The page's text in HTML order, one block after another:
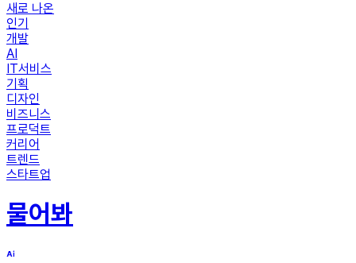
새로 나온
인기
개발
AI
IT서비스
기획
디자인
비즈니스
프로덕트
커리어
트렌드
스타트업
물어봐